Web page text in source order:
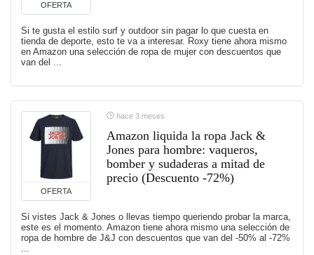
OFERTA
Si te gusta el estilo surf y outdoor sin pagar lo que cuesta en
tienda de deporte, esto te va a interesar. Roxy tiene ahora mismo
en Amazon una selección de ropa de mujer con descuentos que
van del ...
OFERTA
hace 3 meses
Amazon liquida la ropa Jack &
Jones para hombre: vaqueros,
bomber y sudaderas a mitad de
precio (Descuento -72%)
Si vistes Jack & Jones o llevas tiempo queriendo probar la marca,
este es el momento. Amazon tiene ahora mismo una selección de
ropa de hombre de J&J con descuentos que van del -50% al -72%
...